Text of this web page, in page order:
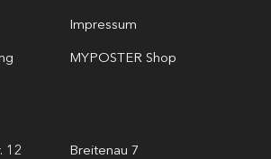
Impressum
MYPOSTER Shop
12
Breitenau 7